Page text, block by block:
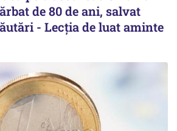
de 80 de ani, salvat
- Lecția de luat aminte